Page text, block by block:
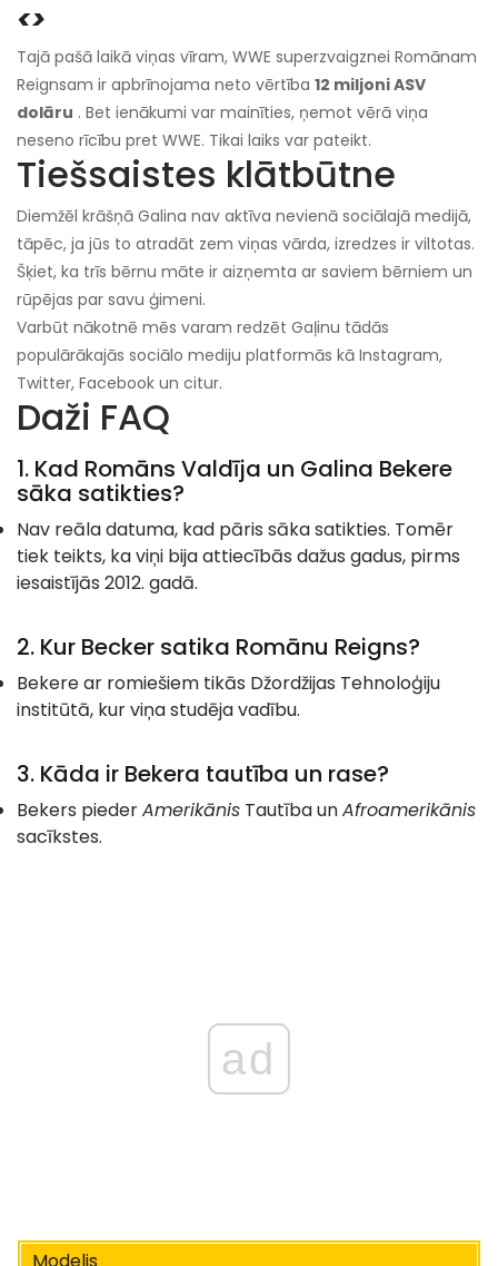
<>
Tajā pašā laikā viņas vīram, WWE superzvaigznei Romānam
Reignsam ir apbrīnojama neto vērtība 12 miljoni ASV
dolāru . Bet ienākumi var mainīties, ņemot vērā viņa
neseno rīcību pret WWE. Tikai laiks var pateikt.
Tiešsaistes klātbūtne
Diemžēl krāšņā Galina nav aktīva nevienā sociālajā medijā,
tāpēc, ja jūs to atradāt zem viņas vārda, izredzes ir viltotas.
Šķiet, ka trīs bērnu māte ir aizņemta ar saviem bērniem un
rūpējas par savu ģimeni.
Varbūt nākotnē mēs varam redzēt Gaļinu tādās
populārākajās sociālo mediju platformās kā Instagram,
Twitter, Facebook un citur.
Daži FAQ
1. Kad Romāns Valdīja un Galina Bekere
sāka satikties?
Nav reāla datuma, kad pāris sāka satikties. Tomēr
tiek teikts, ka viņi bija attiecībās dažus gadus, pirms
iesaistījās 2012. gadā.
2. Kur Becker satika Romānu Reigns?
Bekere ar romiešiem tikās Džordžijas Tehnoloģiju
institūtā, kur viņa studēja vadību.
3. Kāda ir Bekera tautība un rase?
Bekers piederAmerikānis Tautība unAfroamerikānis
sacīkstes.
ad